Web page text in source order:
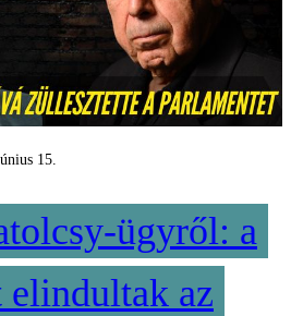
15.
ügyről: a
elindultak az